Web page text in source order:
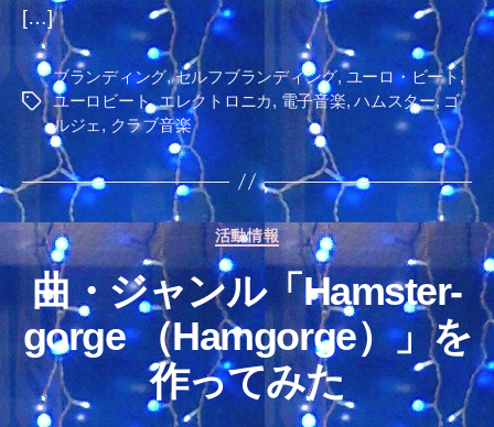
し
た
ブ
ン
デ
ン
グ
へ
の
[…]
タ
ブランディング,セルフブランディング,ユーロ・ビート ,
ユーロビート,エレクトロニカ, 電子音楽,ハムスター, ゴ
ルジェ , クラブ音楽
カ
テ
ゴ
リ
ー
活動情報
曲・ジャンル「Hamster-
gorge （Hamgorge）」を
作ってみた